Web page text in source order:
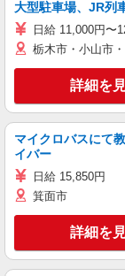
大型駐車場、JR列
日給 11,000円〜
栃木市・小山市
詳細を
マイクロバスにて
イバー
日給 15,850円
箕面市
詳細を